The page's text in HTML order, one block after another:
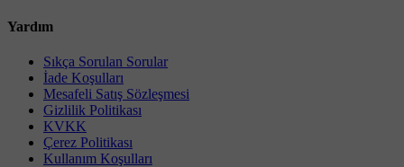
Yardım
Sıkça Sorulan Sorular
İade Koşulları
Mesafeli Satış Sözleşmesi
Gizlilik Politikası
KVKK
Çerez Politikası
Kullanım Koşulları